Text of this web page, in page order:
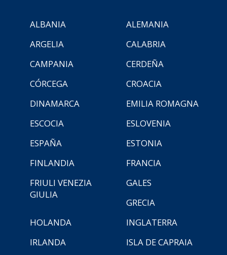
ALBANIA
ALEMANIA
ARGELIA
CALABRIA
CAMPANIA
CERDEÑA
CÓRCEGA
CROACIA
DINAMARCA
EMILIA ROMAGNA
ESCOCIA
ESLOVENIA
ESPAÑA
ESTONIA
FINLANDIA
FRANCIA
FRIULI VENEZIA
GIULIA
GALES
GRECIA
HOLANDA
INGLATERRA
IRLANDA
ISLA DE CAPRAIA